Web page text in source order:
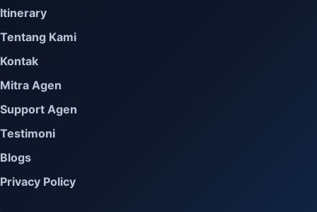
Itinerary
Tentang Kami
Kontak
Mitra Agen
Support Agen
Testimoni
Blogs
Privacy Policy